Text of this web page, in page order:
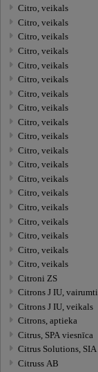
Citro, veikals
Citro, veikals
Citro, veikals
Citro, veikals
Citro, veikals
Citro, veikals
Citro, veikals
Citro, veikals
Citro, veikals
Citro, veikals
Citro, veikals
Citro, veikals
Citro, veikals
Citro, veikals
Citro, veikals
Citro, veikals
Citro, veikals
Citro, veikals
Citro, veikals
Citroni ZS
Citrons J IU,
Citrons J IU, veikals
Citrons, aptieka
Citrus, SPA viesnīca
Citrus Solutions, SIA
Citruss AB